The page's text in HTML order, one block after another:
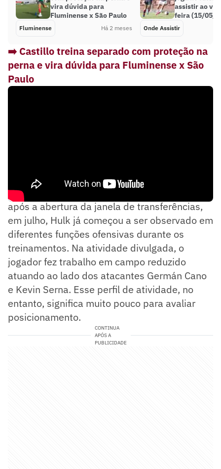
vira dúvida para
Fluminense x São Paulo
Fluminense Há 2 meses
assistir ao
feira (15/05/
Onde Assistir
➡️ Castillo treina separado com proteção na
perna e vira dúvida para Fluminense x São
Paulo
Embora ainda só possa estrear oficialmente
após a abertura da janela de transferências,
em julho, Hulk já começou a ser observado em
diferentes funções ofensivas durante os
treinamentos. Na atividade divulgada, o
jogador fez trabalho em campo reduzido
atuando ao lado dos atacantes Germán Cano
e Kevin Serna. Esse perfil de atividade, no
entanto, significa muito pouco para avaliar
posicionamento.
CONTINUA
APÓS A
PUBLICIDADE